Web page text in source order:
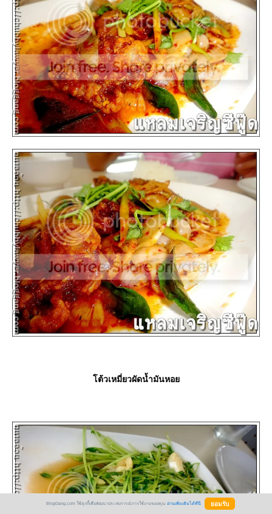
ต้วเหมี่ยวผัดน้ำมันหอ
BlogGang.com ใช้คุกกี้เพื่อพัฒนาประสบการณ์การใช้งานของคุณ อ่านเพิ่มเติมได้ที่นี่